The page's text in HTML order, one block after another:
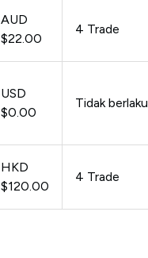
AUD
$22.00
4 Trade
USD
$0.00
Tidak berlaku
HKD
$120.00
4 Trade